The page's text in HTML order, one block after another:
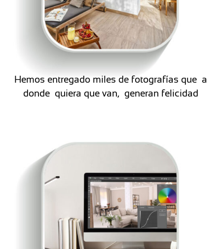
Hemos entregado miles de fotografías que a
donde quiera que van, generan felicidad